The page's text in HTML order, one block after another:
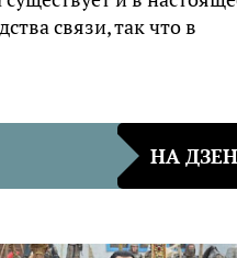
связи, так что в
НА ДЗЕН